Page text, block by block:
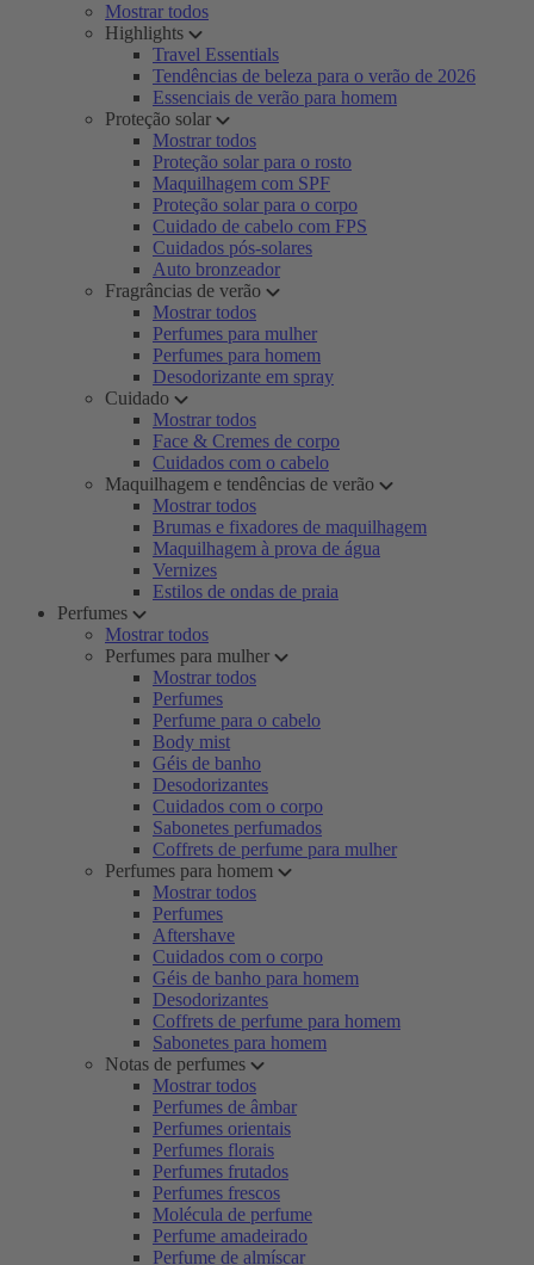
Mostrar todos
Highlights
Travel Essentials
Tendências de beleza para o verão de 2026
Essenciais de verão para homem
Proteção solar
Mostrar todos
Proteção solar para o rosto
Maquilhagem com SPF
Proteção solar para o corpo
Cuidado de cabelo com FPS
Cuidados pós-solares
Auto bronzeador
Fragrâncias de verão
Mostrar todos
Perfumes para mulher
Perfumes para homem
Desodorizante em spray
Cuidado
Mostrar todos
Face & Cremes de corpo
Cuidados com o cabelo
Maquilhagem e tendências de verão
Mostrar todos
Brumas e fixadores de maquilhagem
Maquilhagem à prova de água
Vernizes
Estilos de ondas de praia
Perfumes
Mostrar todos
Perfumes para mulher
Mostrar todos
Perfumes
Perfume para o cabelo
Body mist
Géis de banho
Desodorizantes
Cuidados com o corpo
Sabonetes perfumados
Coffrets de perfume para mulher
Perfumes para homem
Mostrar todos
Perfumes
Aftershave
Cuidados com o corpo
Géis de banho para homem
Desodorizantes
Coffrets de perfume para homem
Sabonetes para homem
Notas de perfumes
Mostrar todos
Perfumes de âmbar
Perfumes orientais
Perfumes florais
Perfumes frutados
Perfumes frescos
Molécula de perfume
Perfume amadeirado
Perfume de almíscar